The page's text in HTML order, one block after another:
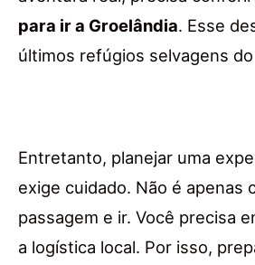
para ir a Groelândia. Esse
últimos refúgios selvagens
Entretanto, planejar uma
exige cuidado. Não é apenas
passagem e ir. Você precisa
a logística local. Por isso,